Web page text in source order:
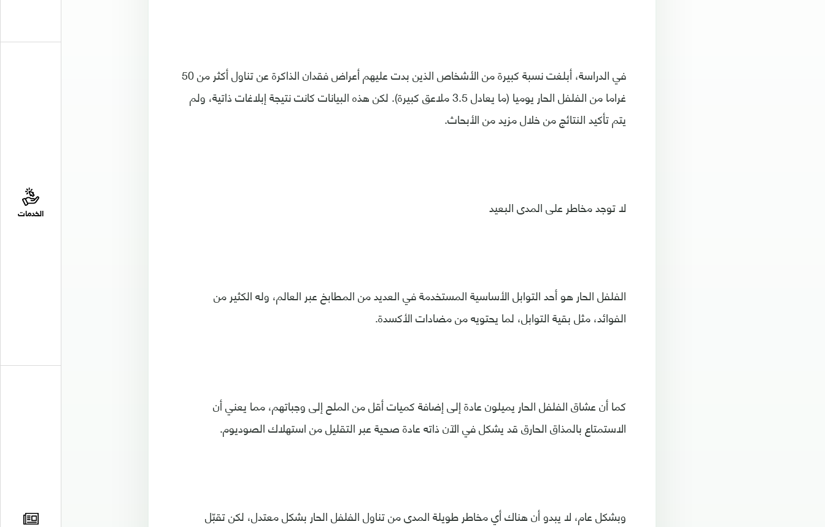
الخدمات
في الدراسة، أبلغت نسبة كبيرة من الأشخاص الذين بدت عليهم أعراض فقدان الذاكرة عن تناول أكثر من 50
غراما من الفلفل الحار يوميا (ما يعادل 3.5 ملاعق كبيرة). لكن هذه البيانات كانت نتيجة إبلاغات ذاتية، ولم
يتم تأكيد النتائج من خلال مزيد من الأبحاث.
لا توجد مخاطر على المدى البعيد
الفلفل الحار هو أحد التوابل الأساسية المستخدمة في العديد من المطابخ عبر العالم، وله الكثير من
الفوائد، مثل بقية التوابل، لما يحتويه من مضادات الأكسدة.
كما أن عشاق الفلفل الحار يميلون عادة إلى إضافة كميات أقل من الملح إلى وجباتهم، مما يعني أن
الاستمتاع بالمذاق الحارق قد يشكل في الآن ذاته عادة صحية عبر التقليل من استهلاك الصوديوم.
وبشكل عام، لا يبدو أن هناك أي مخاطر طويلة المدى من تناول الفلفل الحار بشكل معتدل، لكن تقبّل